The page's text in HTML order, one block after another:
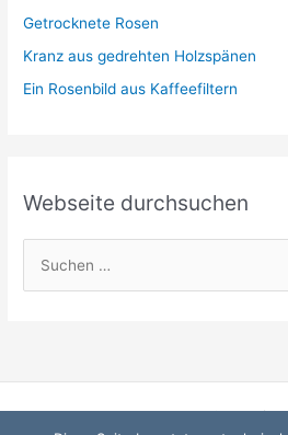
Getrocknete Rosen
Kranz aus gedrehten Holzspänen
Ein Rosenbild aus Kaffeefiltern
Webseite durchsuchen
Startseite